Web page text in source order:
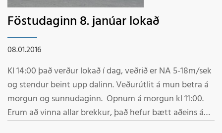
Föstudaginn 8. janúar lokað
08.01.2016
Kl 14:00 það verður lokað í dag, veðrið er NA 5-18m/sek
og stendur beint upp dalinn. Veðurútlit á mun betra á
morgun og sunnudaginn. Opnum á morgun kl 11:00.
Erum að vinna allar brekkur, það hefur bætt aðeins á